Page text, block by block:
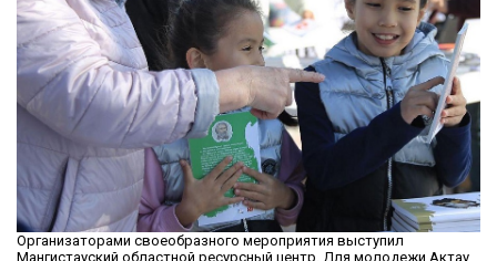
Организаторами своеобразного мероприятия выступил
Мангистауский областной ресурсный центр. Для молодежи Актау